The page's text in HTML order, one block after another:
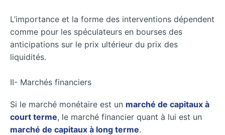
L’importance et la forme des interventions dépendent
comme pour les spéculateurs en bourses des
anticipations sur le prix ultérieur du prix des
liquidités.
II- Marchés financiers
Si le marché monétaire est un marché de capitaux à
court terme, le marché financier quant à lui est un
marché de capitaux à long terme.